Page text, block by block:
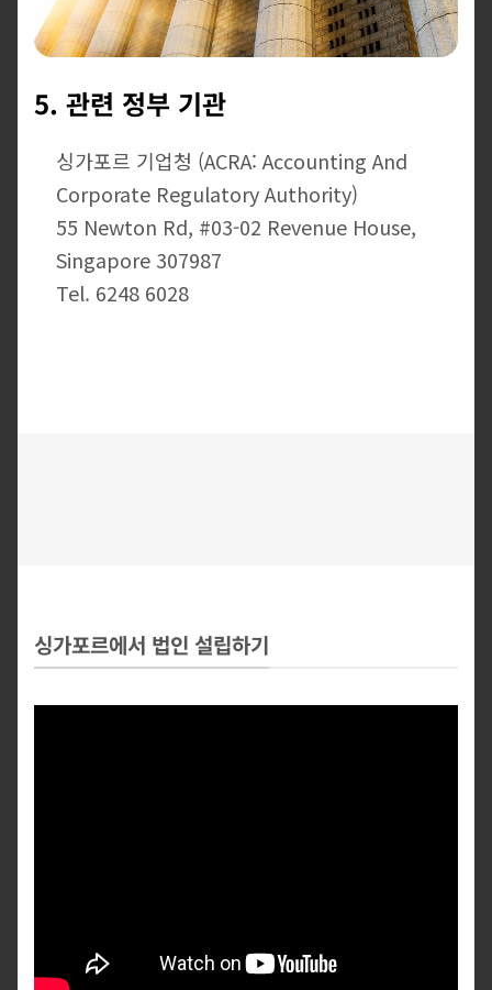
5. 관련 정부 기관
싱가포르 기업청 (ACRA: Accounting And
Corporate Regulatory Authority)
55 Newton Rd, #03-02 Revenue House,
Singapore 307987
Tel. 6248 6028
싱가포르에서 법인 설립하기